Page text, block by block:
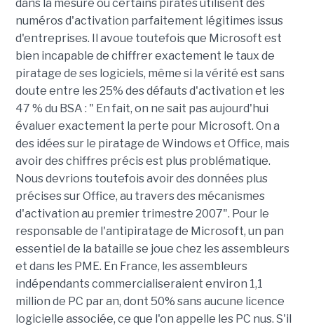
dans la mesure ou certains pirates utilisent des
numéros d'activation parfaitement légitimes issus
d'entreprises. Il avoue toutefois que Microsoft est
bien incapable de chiffrer exactement le taux de
piratage de ses logiciels, même si la vérité est sans
doute entre les 25% des défauts d'activation et les
47 % du BSA : " En fait, on ne sait pas aujourd'hui
évaluer exactement la perte pour Microsoft. On a
des idées sur le piratage de Windows et Office, mais
avoir des chiffres précis est plus problématique.
Nous devrions toutefois avoir des données plus
précises sur Office, au travers des mécanismes
d'activation au premier trimestre 2007". Pour le
responsable de l'antipiratage de Microsoft, un pan
essentiel de la bataille se joue chez les assembleurs
et dans les PME. En France, les assembleurs
indépendants commercialiseraient environ 1,1
million de PC par an, dont 50% sans aucune licence
logicielle associée, ce que l'on appelle les PC nus. S'il